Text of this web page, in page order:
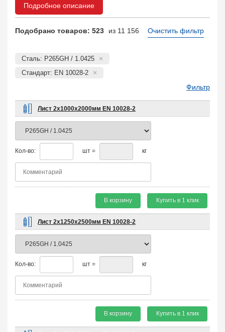
Подробное описание
Подобрано товаров: 523 из 11 156 Очистить фильтр
Сталь: P265GH / 1.0425
Стандарт: EN 10028-2
Фильтр
Лист 2х1000х2000мм EN 10028-2
Кол-во: шт = кг
В корзину Купить в 1 клик
Лист 2х1250х2500мм EN 10028-2
Кол-во: шт = кг
В корзину Купить в 1 клик